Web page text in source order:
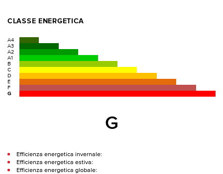
CLASSE ENERGETICA
A4
A3
A2
A1
B
C
D
E
F
G
G
Efficienza energetica invernale:
Efficienza energetica estiva:
Efficienza energetica globale: